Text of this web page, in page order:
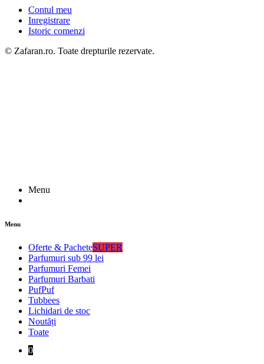
Contul meu
Inregistrare
Istoric comenzi
© Zafaran.ro. Toate drepturile rezervate.
Menu
Menu
Oferte & PacheteSUPER
Parfumuri sub 99 lei
Parfumuri Femei
Parfumuri Barbati
PufPuf
Tubbees
Lichidari de stoc
Noutăți
Toate
0